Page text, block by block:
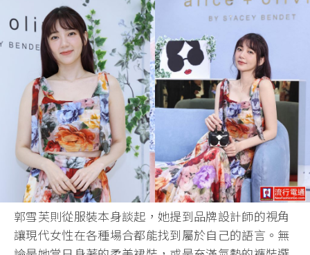
郭雪芙則從服裝本身談起，她提到品牌設計師的視角
讓現代女性在各種場合都能找到屬於自己的語言。無